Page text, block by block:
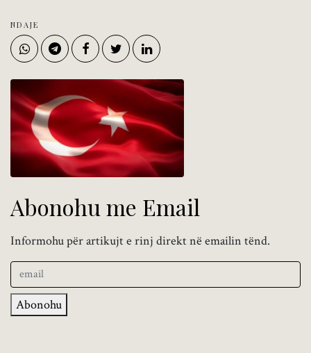
NDAJE
Abonohu me Email
Informohu për artikujt e rinj direkt në emailin tënd.
Abonohu